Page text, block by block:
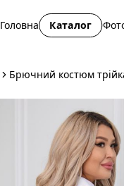
Головна Каталог
Брючний костюм